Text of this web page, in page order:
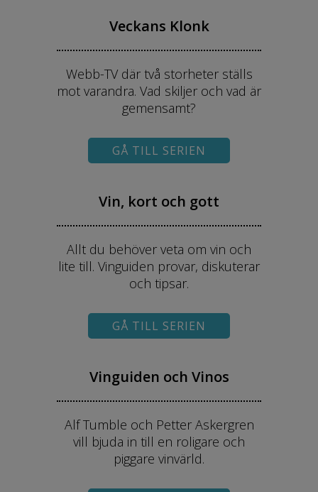
Veckans Klonk
Webb-TV där två storheter ställs
mot varandra. Vad skiljer och vad är
gemensamt?
GÅ TILL SERIEN
Vin, kort och gott
Allt du behöver veta om vin och
lite till. Vinguiden provar, diskuterar
och tipsar.
GÅ TILL SERIEN
Vinguiden och Vinos
Alf Tumble och Petter Askergren
vill bjuda in till en roligare och
piggare vinvärld.